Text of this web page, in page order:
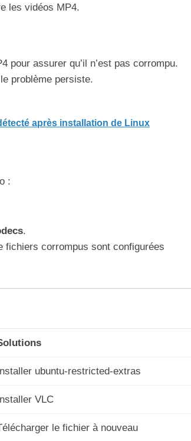
les vidéos MP4.
pour assurer qu’il n’est pas corrompu.
problème persiste.
après installation de Linux
:
.
fichiers corrompus sont configurées
ubuntu-restricted-extras
VLC
le fichier à nouveau